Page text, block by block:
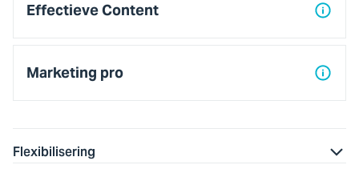
Effectieve Content
Marketing pro
Flexibilisering